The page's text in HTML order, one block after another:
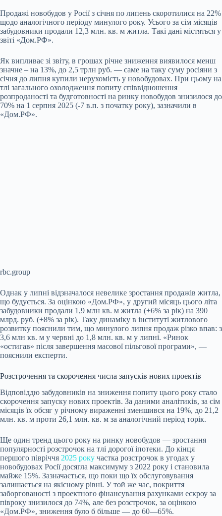
Продажі новобудов у Росії з січня по липень скоротилися на 22%
щодо аналогічного періоду минулого року. Усього за сім місяців
забудовники продали 12,3 млн. кв. м житла. Такі дані містяться у
звіті «Дом.РФ».
Як випливає зі звіту, в грошах річне зниження виявилося менш
значне – на 13%, до 2,5 трлн руб. — саме на таку суму росіяни з
січня до липня купили нерухомість у новобудовах. При цьому на
тлі загального охолодження попиту співвідношення
розпроданості та будготовності на ринку новобудов знизилося до
70% на 1 серпня 2025 (-7 в.п. з початку року), зазначили в
«Дом.РФ».
rbc.group
Однак у липні відзначалося невелике зростання продажів житла,
що будується. За оцінкою «Дом.РФ», у другий місяць цього літа
забудовники продали 1,9 млн кв. м житла (+6% за рік) на 390
млрд. руб. (+8% за рік). Таку динаміку в інституті житлового
розвитку пояснили тим, що минулого липня продаж різко впав: з
3,6 млн кв. м у червні до 1,8 млн. кв. м у липні. «Ринок
«остигав» після завершення масової пільгової програми», —
пояснили експерти.
Розстрочення та скорочення числа запусків нових проектів
Відповіддю забудовників на зниження попиту цього року стало
скорочення запуску нових проектів. За даними аналітиків, за сім
місяців їх обсяг у річному вираженні зменшився на 19%, до 21,2
млн. кв. м проти 26,1 млн. кв. м за аналогічний період торік.
Ще один тренд цього року на ринку новобудов — зростання
популярності розстрочок на тлі дорогої іпотеки. До кінця
першого півріччя 2025 року частка розстрочок в угодах у
новобудовах Росії досягла максимуму з 2022 року і становила
майже 15%. Зазначається, що поки що їх обслуговування
залишається на якісному рівні. У той же час, покриття
заборгованості з проектного фінансування рахунками ескроу за
півроку знизилося до 74%, але без розстрочок, за оцінкою
«Дом.РФ», зниження було б більше — до 60—65%.